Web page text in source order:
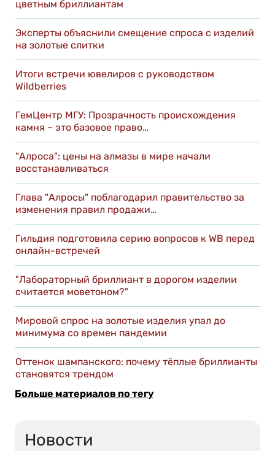
Новости
цветным бриллиантам
Эксперты объяснили смещение спроса с изделий
на золотые слитки
Итоги встречи ювелиров с руководством
Wildberries
ГемЦентр МГУ: Прозрачность происхождения
камня – это базовое право…
"Алроса": цены на алмазы в мире начали
восстанавливаться
Глава "Алросы" поблагодарил правительство за
изменения правил продажи…
Гильдия подготовила серию вопросов к WB перед
онлайн-встречей
"Лабораторный бриллиант в дорогом изделии
считается моветоном?"
Мировой спрос на золотые изделия упал до
минимума со времен пандемии
Оттенок шампанского: почему тёплые бриллианты
становятся трендом
Больше материалов по тегу